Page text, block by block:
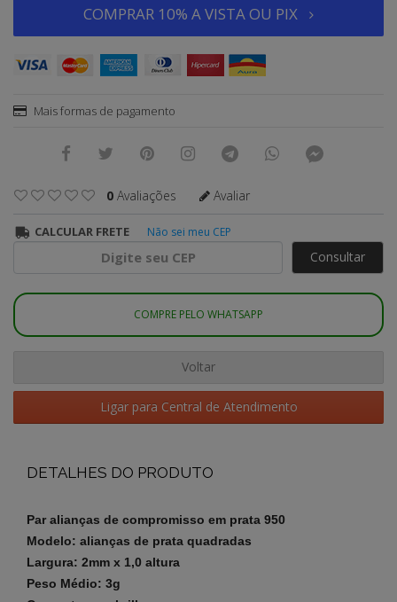
COMPRAR 10% A VISTA OU PIX
Mais formas de pagamento
0 Avaliações Avaliar
CALCULAR FRETE Não sei meu CEP
Consultar
COMPRE PELO WHATSAPP
Voltar
Ligar para Central de Atendimento
DETALHES DO PRODUTO
Par alianças de compromisso em prata 950
Modelo: alianças de prata quadradas
Largura: 2mm x 1,0 altura
Peso Médio: 3g